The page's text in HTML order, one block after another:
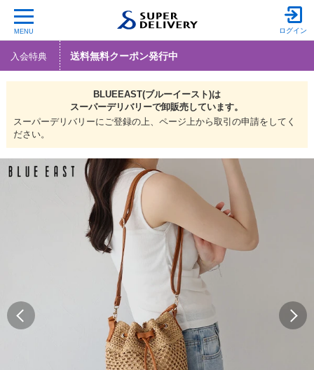
MENU ログイン
入会特典 送料無料クーポン発行中
BLUEEAST(ブルーイースト)は
スーパーデリバリーで卸販売しています。
スーパーデリバリーにご登録の上、ページ上から取引の申請をしてく
ださい。